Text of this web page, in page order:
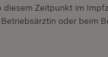
Zeitpunkt im
oder beim